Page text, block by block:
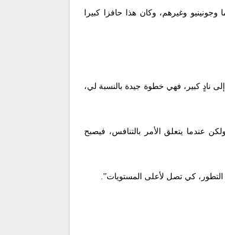
وغيرهم، وكان هذا حافزا كبيرا
نادٍ كبير، فهي خطوة جيدة بالنسبة لي،
عندما يتعلق الأمر بالتنافس، فيصبح
كي تصل لأعلى المستويات”.